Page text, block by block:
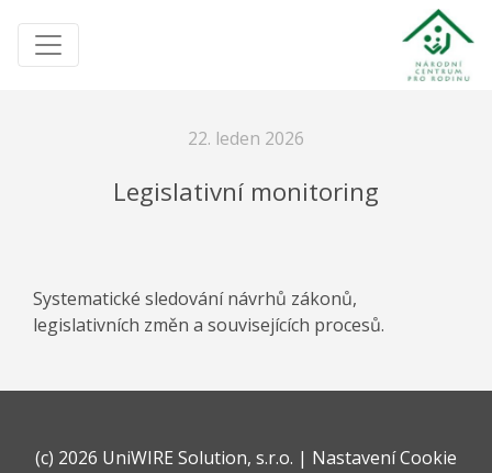
22. leden 2026
Legislativní monitoring
Systematické sledování návrhů zákonů,
legislativních změn a souvisejících procesů.
(c) 2026 UniWIRE Solution, s.r.o. | Nastavení Cookie